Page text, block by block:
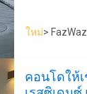
ประมาณ 2 กิ
Residence
ออกเฉียงเห
ประมาณ 42
ประมาณ
2.25 กิโลเ
ประมาณ
คอนโดมิเ
พักผ่อนของ
โด คุณสาม
บ่อผุด และยั
ใหม่>
คอนโดให้